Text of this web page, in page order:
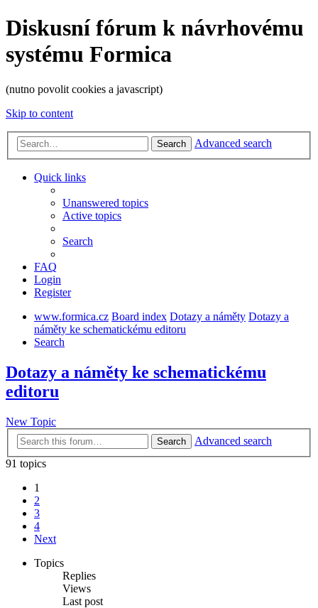
Diskusní fórum k návrhovému
systému Formica
(nutno povolit cookies a javascript)
Skip to content
Search Advanced search
Quick links
Unanswered topics
Active topics
Search
FAQ
Login
Register
www.formica.cz Board index Dotazy a náměty Dotazy a
náměty ke schematickému editoru
Search
Dotazy a náměty ke schematickému
editoru
New Topic
Search
Advanced search
91 topics
1
2
3
4
Next
Topics
Replies
Views
Last post